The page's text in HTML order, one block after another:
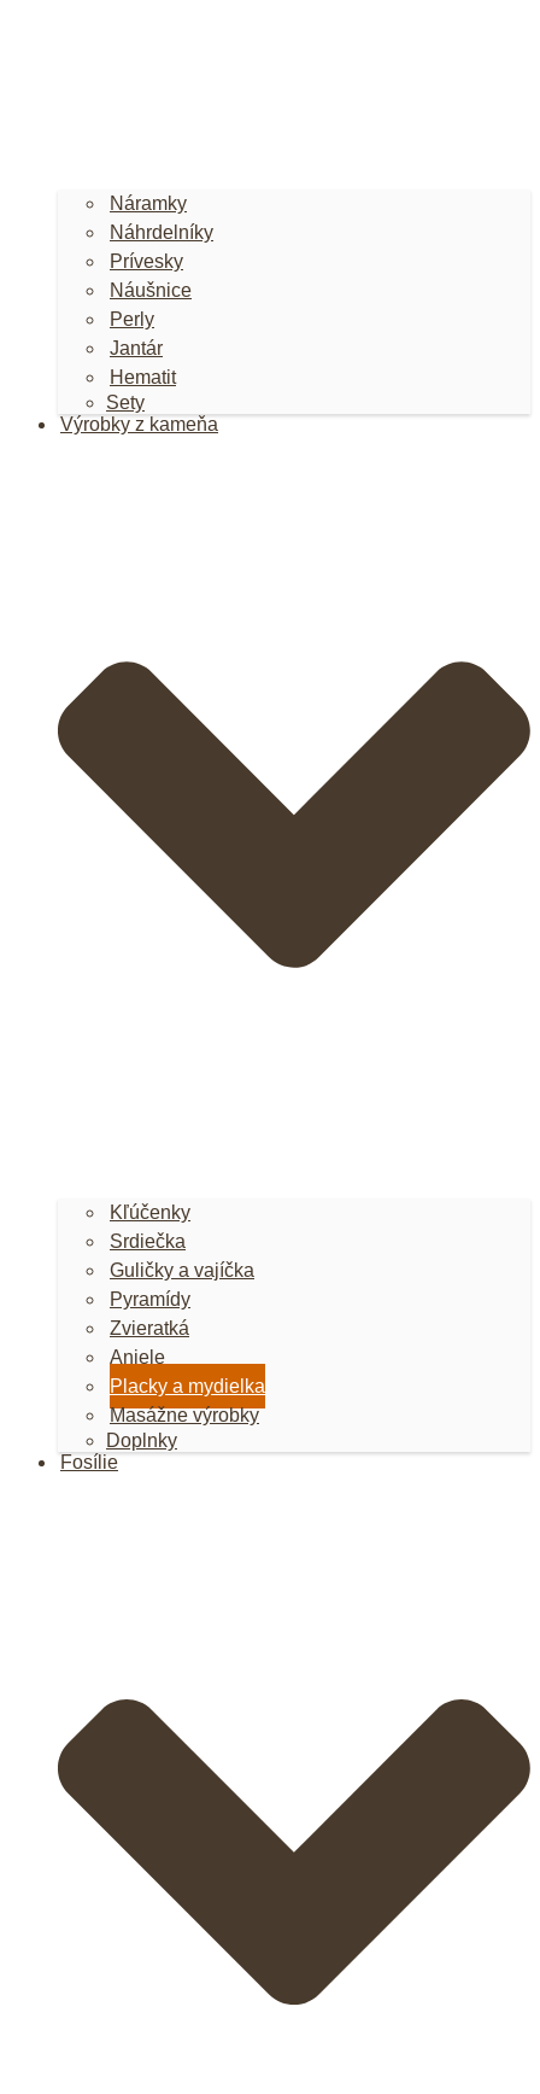
Náramky
Náhrdelníky
Prívesky
Náušnice
Perly
Jantár
Hematit
Sety
Výrobky z kameňa
Kľúčenky
Srdiečka
Guličky a vajíčka
Pyramídy
Zvieratká
Anjele
Placky a mydielka
Masážne výrobky
Doplnky
Fosílie